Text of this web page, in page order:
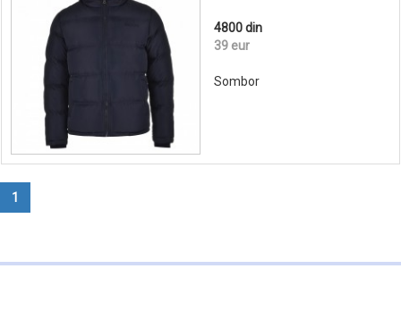
4800 din
39 eur
Sombor
1